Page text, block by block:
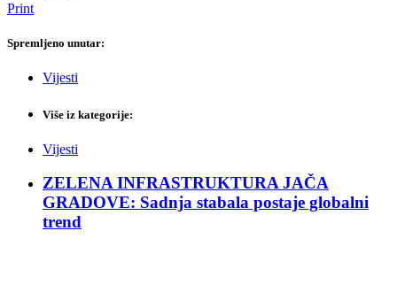
Print
Spremljeno unutar:
Vijesti
Više iz kategorije:
Vijesti
ZELENA INFRASTRUKTURA JAČA
GRADOVE: Sadnja stabala postaje globalni
trend